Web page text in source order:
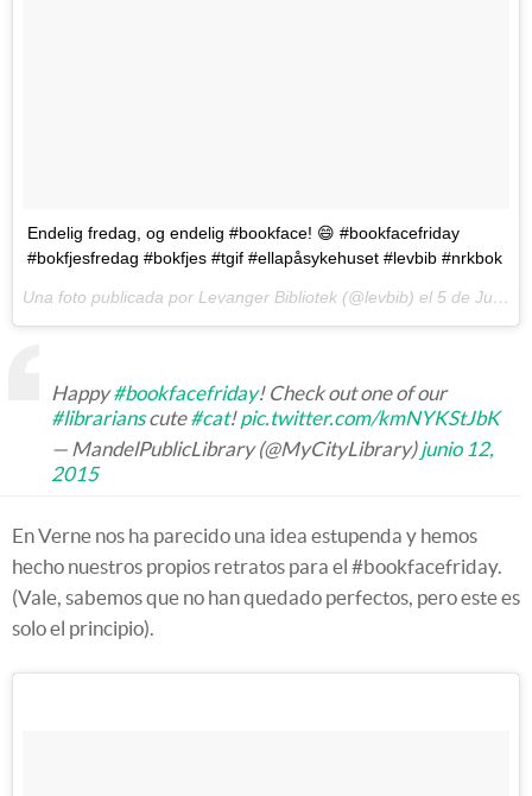
Endelig fredag, og endelig #bookface! 😄 #bookfacefriday
#bokfjesfredag #bokfjes #tgif #ellapåsykehuset #levbib #nrkbok
Una foto publicada por Levanger Bibliotek (@levbib) el 5 de Jun de 2015 a la(s) 12:02 PDT
Happy#bookfacefriday! Check out one of our
#librarianscute#cat!pic.twitter.com/kmNYKStJbK
— MandelPublicLibrary (@MyCityLibrary)junio 12,
2015
En Verne nos ha parecido una idea estupenda y hemos
hecho nuestros propios retratos para el #bookfacefriday.
(Vale, sabemos que no han quedado perfectos, pero este es
solo el principio).